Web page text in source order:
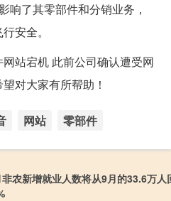
响了其零部件和分销业务，
安全。
站宕机 此前公司确认遭受网
对大家有所帮助！
网站 零部件
农新增就业人数将从9月的33.6万人